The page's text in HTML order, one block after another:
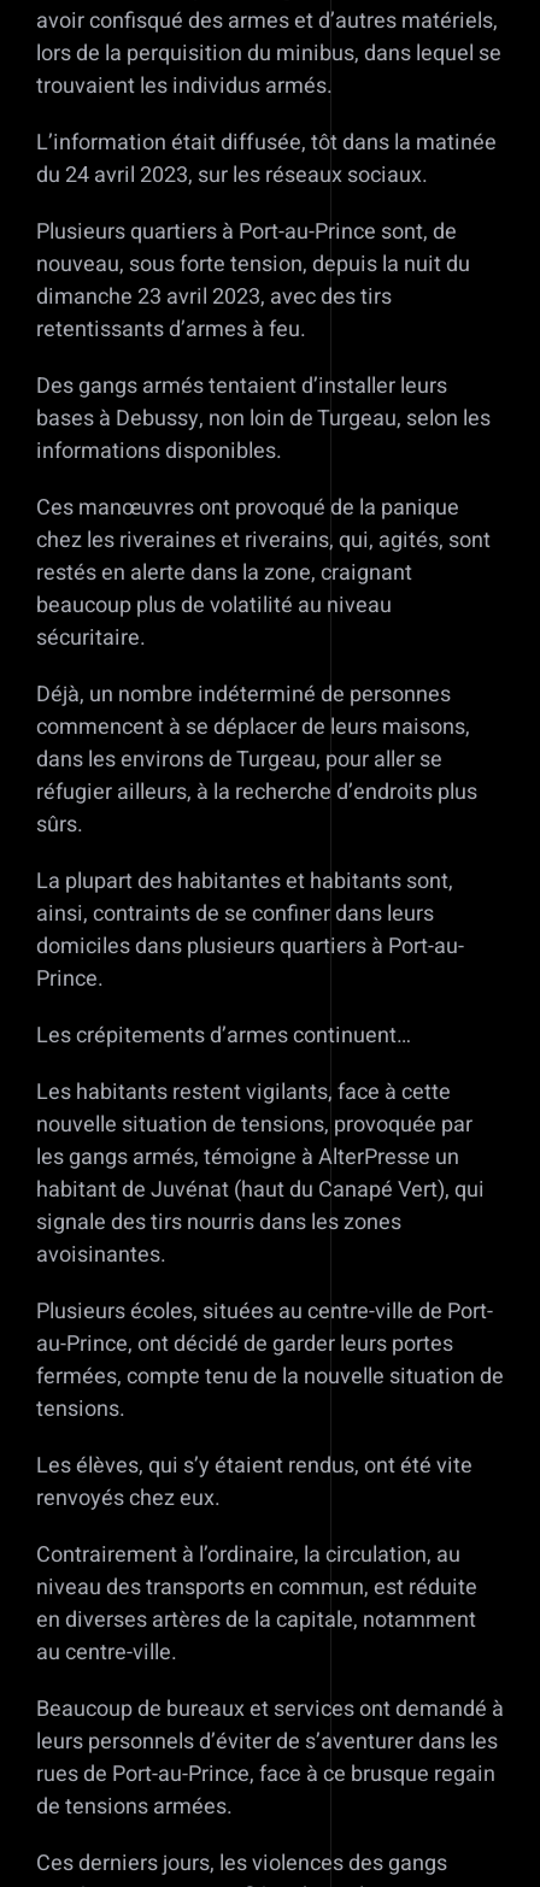
avoir confisqué des armes et d’autres matériels,
lors de la perquisition du minibus, dans lequel se
trouvaient les individus armés.
L’information était diffusée, tôt dans la matinée
du 24 avril 2023, sur les réseaux sociaux.
Plusieurs quartiers à Port-au-Prince sont, de
nouveau, sous forte tension, depuis la nuit du
dimanche 23 avril 2023, avec des tirs
retentissants d’armes à feu.
Des gangs armés tentaient d’installer leurs
bases à Debussy, non loin de Turgeau, selon les
informations disponibles.
Ces manœuvres ont provoqué de la panique
chez les riveraines et riverains, qui, agités, sont
restés en alerte dans la zone, craignant
beaucoup plus de volatilité au niveau
sécuritaire.
Déjà, un nombre indéterminé de personnes
commencent à se déplacer de leurs maisons,
dans les environs de Turgeau, pour aller se
réfugier ailleurs, à la recherche d’endroits plus
sûrs.
La plupart des habitantes et habitants sont,
ainsi, contraints de se confiner dans leurs
domiciles dans plusieurs quartiers à Port-au-
Prince.
Les crépitements d’armes continuent…
Les habitants restent vigilants, face à cette
nouvelle situation de tensions, provoquée par
les gangs armés, témoigne à AlterPresse un
habitant de Juvénat (haut du Canapé Vert), qui
signale des tirs nourris dans les zones
avoisinantes.
Plusieurs écoles, situées au centre-ville de Port-
au-Prince, ont décidé de garder leurs portes
fermées, compte tenu de la nouvelle situation de
tensions.
Les élèves, qui s’y étaient rendus, ont été vite
renvoyés chez eux.
Contrairement à l’ordinaire, la circulation, au
niveau des transports en commun, est réduite
en diverses artères de la capitale, notamment
au centre-ville.
Beaucoup de bureaux et services ont demandé à
leurs personnels d’éviter de s’aventurer dans les
rues de Port-au-Prince, face à ce brusque regain
de tensions armées.
Ces derniers jours, les violences des gangs